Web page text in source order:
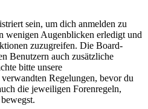
sein, um dich anmelden zu
wenigen Augenblicken erledigt und
zuzugreifen. Die Board-
Benutzern auch zusätzliche
bitte unsere
Regelungen, bevor du
die jeweiligen Forenregeln,